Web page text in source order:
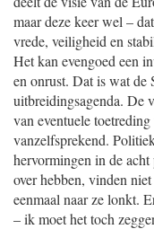
maar deze keer wel –
vrede, veiligheid en
Het kan evengoed een
en onrust. Dat is wat de
uitbreidingsagenda. De
van eventuele
vanzelfsprekend.
hervormingen in de
over hebben, vinden
eenmaal naar ze lonkt.
– ik moet het toch